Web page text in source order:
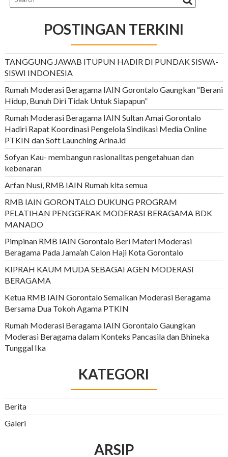
POSTINGAN TERKINI
TANGGUNG JAWAB ITUPUN HADIR DI PUNDAK SISWA-
SISWI INDONESIA
Rumah Moderasi Beragama IAIN Gorontalo Gaungkan “Berani
Hidup, Bunuh Diri Tidak Untuk Siapapun”
Rumah Moderasi Beragama IAIN Sultan Amai Gorontalo
Hadiri Rapat Koordinasi Pengelola Sindikasi Media Online
PTKIN dan Soft Launching Arina.id
Sofyan Kau- membangun rasionalitas pengetahuan dan
kebenaran
Arfan Nusi, RMB IAIN Rumah kita semua
RMB IAIN GORONTALO DUKUNG PROGRAM
PELATIHAN PENGGERAK MODERASI BERAGAMA BDK
MANADO
Pimpinan RMB IAIN Gorontalo Beri Materi Moderasi
Beragama Pada Jama’ah Calon Haji Kota Gorontalo
KIPRAH KAUM MUDA SEBAGAI AGEN MODERASI
BERAGAMA
Ketua RMB IAIN Gorontalo Semaikan Moderasi Beragama
Bersama Dua Tokoh Agama PTKIN
Rumah Moderasi Beragama IAIN Gorontalo Gaungkan
Moderasi Beragama dalam Konteks Pancasila dan Bhineka
Tunggal Ika
KATEGORI
Berita
Galeri
ARSIP